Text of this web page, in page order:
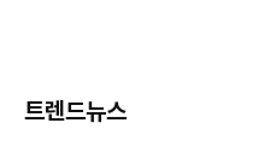
트렌드뉴스